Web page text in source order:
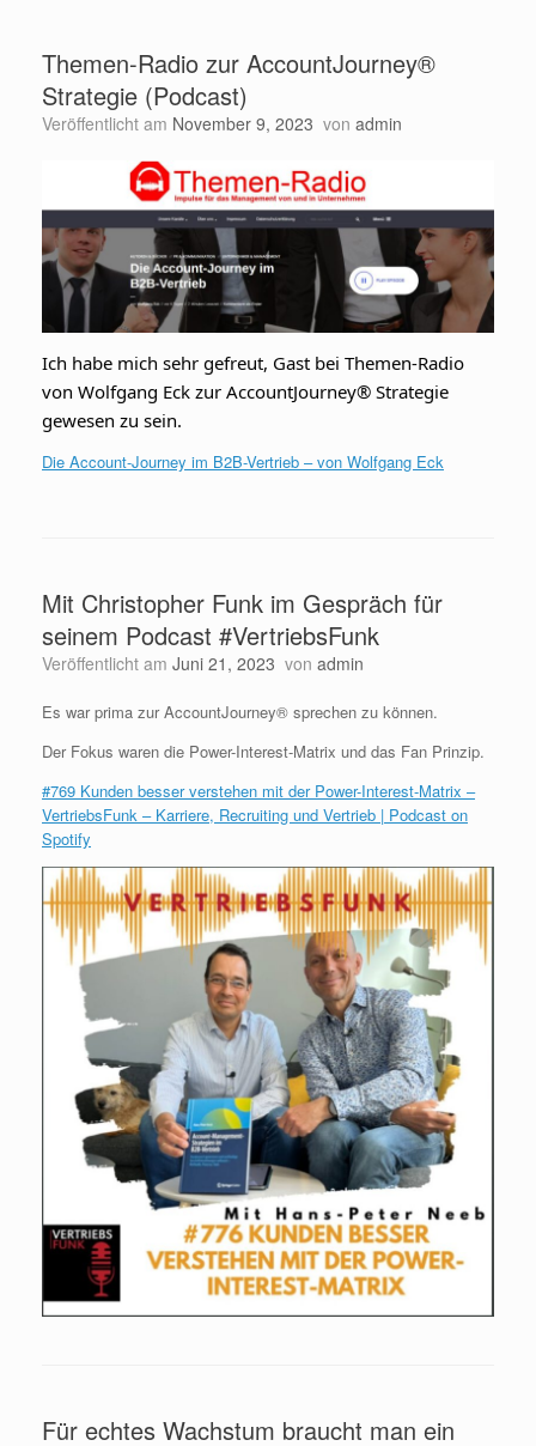
Themen-Radio zur AccountJourney®
Strategie (Podcast)
Veröffentlicht am November 9, 2023 von admin
Ich habe mich sehr gefreut, Gast bei Themen-Radio
von Wolfgang Eck zur AccountJourney® Strategie
gewesen zu sein.
Die Account-Journey im B2B-Vertrieb – von Wolfgang Eck
Mit Christopher Funk im Gespräch für
seinem Podcast #VertriebsFunk
Veröffentlicht am Juni 21, 2023 von admin
Es war prima zur AccountJourney® sprechen zu können.
Der Fokus waren die Power-Interest-Matrix und das Fan Prinzip.
#769 Kunden besser verstehen mit der Power-Interest-Matrix –
VertriebsFunk – Karriere, Recruiting und Vertrieb | Podcast on
Spotify
Für echtes Wachstum braucht man ein